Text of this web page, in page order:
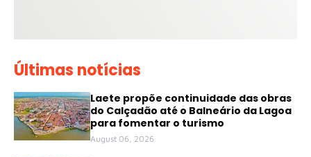
Últimas notícias
Laete propõe continuidade das obras
do Calçadão até o Balneário da Lagoa
para fomentar o turismo
August 06, 2026